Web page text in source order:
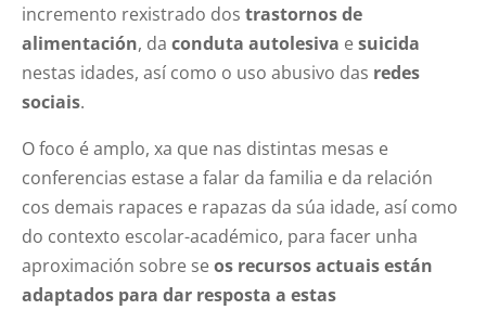
incremento rexistrado dostrastornos de
alimentación, daconduta autolesiva esuicida
nestas idades, así como o uso abusivo das redes
sociais.
O foco é amplo, xa que nas distintas mesas e
conferencias estase a falar da familia e da relación
cos demais rapaces e rapazas da súa idade, así como
do contexto escolar-académico, para facer unha
aproximación sobre seos recursos actuais están
adaptados para dar resposta a estas